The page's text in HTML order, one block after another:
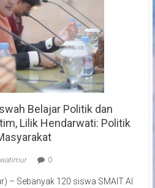
Belajar Politik dan
Lilik Hendarwati: Politik
0
– Sebanyak 120 siswa SMAIT Al